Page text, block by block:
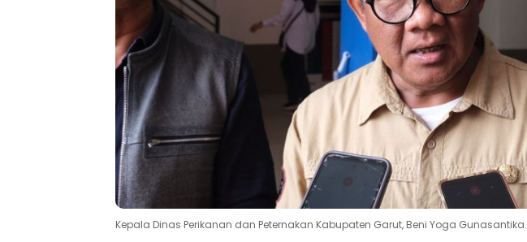
Kepala Dinas Perikanan dan Peternakan Kabupaten Garut, Beni Yoga Gunasantika.